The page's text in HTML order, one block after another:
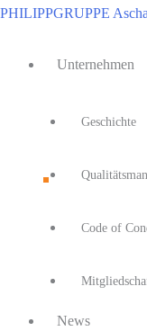
Zum
springen
PHILIPPGRUPPE
Unternehmen
Geschichte
Code of
News